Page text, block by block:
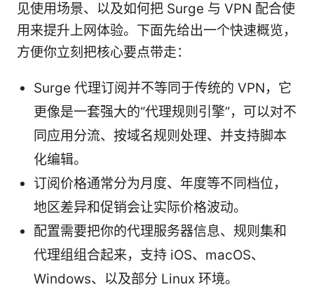
见使用场景、以及如何把 Surge 与 VPN 配合使
用来提升上网体验。下面先给出一个快速概览，
方便你立刻把核心要点带走：
Surge 代理订阅并不等同于传统的 VPN，它
更像是一套强大的“代理规则引擎”，可以对不
同应用分流、按域名规则处理、并支持脚本
化编辑。
订阅价格通常分为月度、年度等不同档位，
地区差异和促销会让实际价格波动。
配置需要把你的代理服务器信息、规则集和
代理组组合起来，支持 iOS、macOS、
Windows、以及部分 Linux 环境。